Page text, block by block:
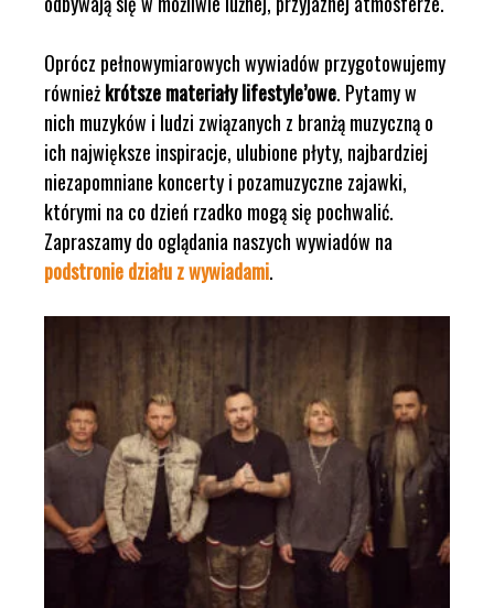
Oprócz pełnowymiarowych wywiadów przygotowujemy
równieżkrótsze materiały lifestyle’owe. Pytamy w
nich muzyków i ludzi związanych z branżą muzyczną o
ich największe inspiracje, ulubione płyty, najbardziej
niezapomniane koncerty i pozamuzyczne zajawki,
którymi na co dzień rzadko mogą się pochwalić.
Zapraszamy do oglądania naszych wywiadów na
podstronie działu z wywiadami.